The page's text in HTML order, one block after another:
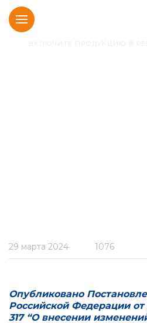
29 марта 2024 1076
Опубликовано
Российской Федерации
317 “О внесении